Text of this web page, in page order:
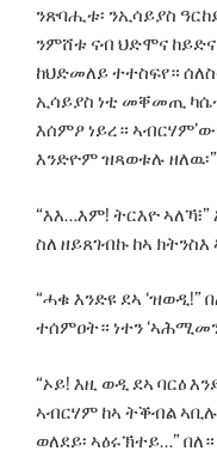
ንጽባሒቱ፡ ንኢሳይያስ
ንምሸቱ ናብ ህድሞና
ከህድመለይ ተተስፍየ።
ኢሳይያስ ነቲ መቐመጢ
እሰምዖ ነይረ።
እንድዮም ዝጻወቱሉ ዘለዉ፡”
“እእ…እም! ትርእዮ
ስለ ዘይጸገብኩ ከኣ
“ሓቁ እንድዩ ደኣ ‘ዝወዲ!”
ተሰምዐት። ነተን
“ኦይ! እዚ ወዲ ደኣ ባርዕ
ኣብርሃም ከኣ ትቕብል
ወለደይ፡ ኣዕሩኽተይ…”